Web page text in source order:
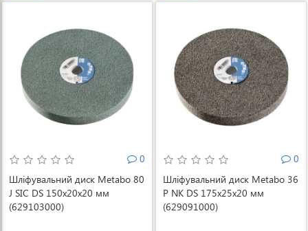
0
Шліфувальний диск Metabo 80
J SIC DS 150x20x20 мм
(629103000)
0
Шліфувальний диск Metabo 36
P NK DS 175x25x20 мм
(629091000)